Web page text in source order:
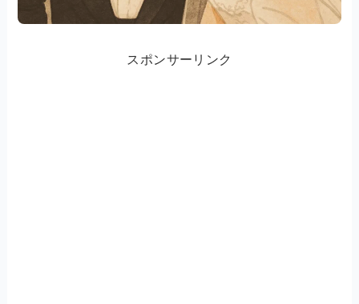
スポンサーリンク